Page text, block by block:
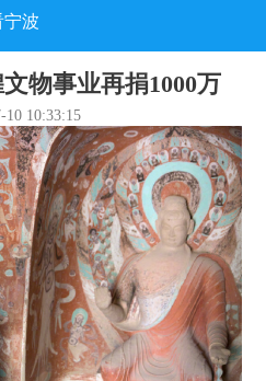
宁波
物事业再捐1000万
10 10:33:15